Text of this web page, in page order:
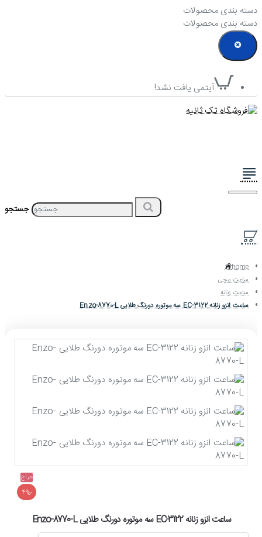
دسته بندی محصولات
دسته بندی محصولات
آیتمی یافت نشد!
جستجو
home
ساعت مچی
ساعت زنانه
ساعت انزو زنانه EC-3122 سه موتوره دورنگ طلایی Enzo-8770-L
حراج
-4%
ساعت انزو زنانه EC-3122 سه موتوره دورنگ طلایی Enzo-8770-L